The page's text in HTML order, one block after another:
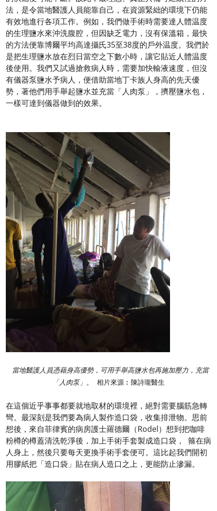
法，是令當地醫護人員能靠自己，在資源緊絀的環境下仍能
有效地進行各項工作。例如，我們做手術時需要達人體温度
的生理鹽水來沖洗腹腔，但因缺乏電力，沒有保溫箱，最快
的方法便靠博爾平均高達攝氏35至38度的戶外温度。我們於
是把生理鹽水放在烈日當空之下數小時，讓它貼近人體温度
後使用。我們又試過搶救病人時，需要加快輸液速度，但沒
有儀器泵鹽水予病人，便借助當地丁卡族人身高的先天優
勢，著他們用手舉起鹽水並充當「人肉泵」，擠壓鹽水包，
一樣可達到儀器做到的效果。
當地醫護人員憑藉身高優勢，可用手舉高鹽水包再施加壓力，充當
「人肉泵」。 相片來源︰陳詩瓏醫生
在這個近乎事事都要就地取材的環境裡，絕對需要腦筋急轉
彎。最深刻是我們要為病人製作造口袋，收集排泄物。思前
想後，來自菲律賓的病房護士羅德爾（Rodel）想到把咖啡
粉樽的樽蓋清洗乾淨後，加上手術手套製成造口袋， 箍在病
人身上，然後只要每天更換手術手套便可。這比起我們開初
用膠紙把「造口袋」貼在病人造口之上，更能防止滲漏。